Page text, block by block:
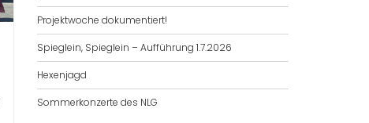
Projektwoche dokumentiert!
Spieglein, Spieglein – Aufführung 1.7.2026
Hexenjagd
Sommerkonzerte des NLG